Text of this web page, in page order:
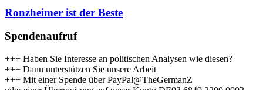
Ronzheimer ist der Beste
Spendenaufruf
+++ Haben Sie Interesse an politischen Analysen wie diesen?
+++ Dann unterstützen Sie unsere Arbeit
+++ Mit einer Spende über PayPal@TheGermanZ